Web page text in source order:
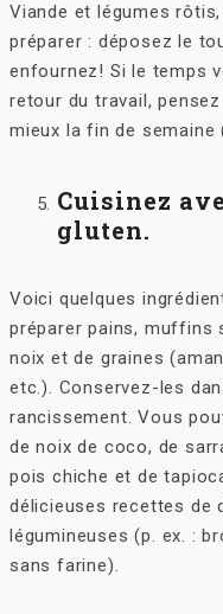
Viande et légumes
préparer : déposez le
enfournez! Si le temps
retour du travail,
mieux la fin de
Cuisinez
gluten.
Voici quelques
préparer pains, muffins
noix et de graines
etc.). Conservez-les
rancissement. Vous
de noix de coco, de
pois chiche et de
délicieuses recettes de
légumineuses (p. ex. :
sans farine).